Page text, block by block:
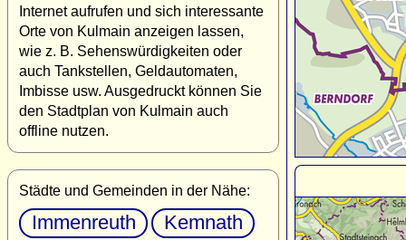
Internet aufrufen und sich interessante
Orte von Kulmain anzeigen lassen,
wie z. B. Sehenswürdigkeiten oder
auch Tankstellen, Geldautomaten,
Imbisse usw. Ausgedruckt können Sie
den Stadtplan von Kulmain auch
offline nutzen.
Städte und Gemeinden in der Nähe:
Immenreuth
Kemnath